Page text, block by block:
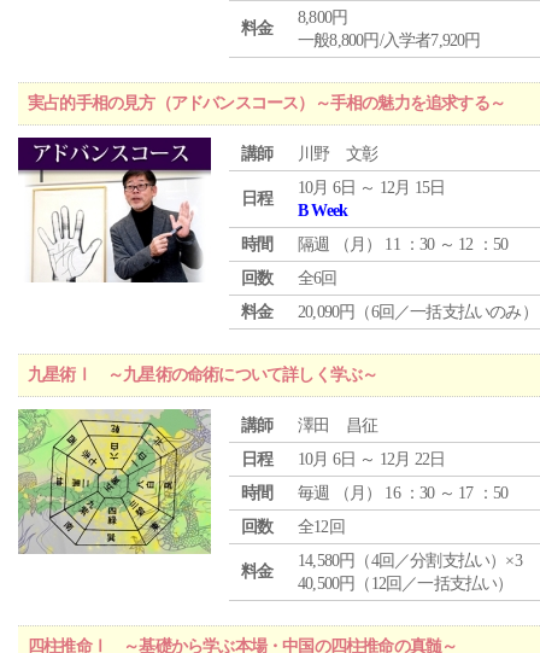
料金
8,800円
一般8,800円/入学者7,920円
実占的手相の見方（アドバンスコース）～手相の魅力を追求する～
講師 川野 文彰
日程
10月 6日 ～ 12月 15日
B Week
時間
隔週 （ 月 ） 11 ：30 ～ 12 ：50
回数
全6回
料金
20,090円（6回／一括支払いのみ）
九星術Ⅰ ～九星術の命術について詳しく学ぶ～
講師
澤田 昌征
日程
10月 6日 ～ 12月 22日
時間
毎週 （ 月 ） 16 ：30 ～ 17 ：50
回数
全12回
料金
14,580円（4回／分割支払い）×3
40,500円（12回／一括支払い）
四柱推命Ⅰ ～基礎から学ぶ本場・中国の四柱推命の真髄～